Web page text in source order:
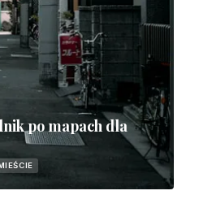
po mapach dla